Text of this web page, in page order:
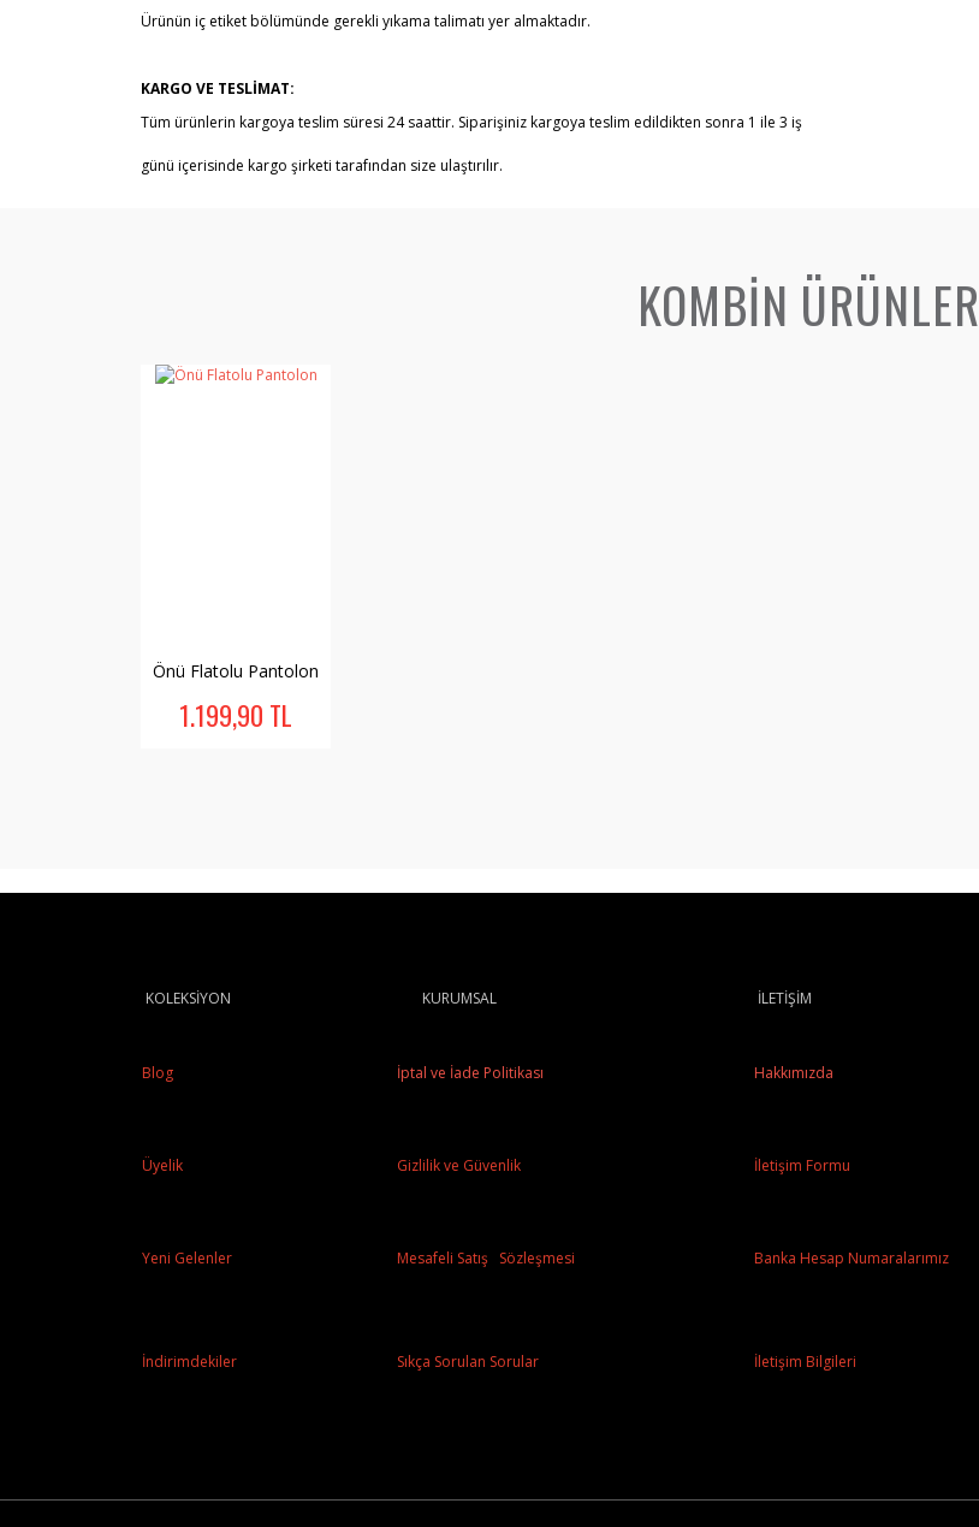
Ürünün iç etiket bölümünde gerekli yıkama talimatı yer almaktadır.
KARGO VE TESLİMAT:
Tüm ürünlerin kargoya teslim süresi 24 saattir. Siparişiniz kargoya teslim edildikten sonra 1 ile 3 iş
günü içerisinde kargo şirketi tarafından size ulaştırılır.
KOMBİN ÜRÜNLER
Önü Flatolu Pantolon
1.199,90 TL
KOLEKSİYON KURUMSAL İLETİŞİM
Blog İptal ve İade Politikası Hakkımızda
Üyelik Gizlilik ve Güvenlik İletişim Formu
Yeni Gelenler Mesafeli Satış Sözleşmesi Banka Hesap Numaralarımız
İndirimdekiler Sıkça Sorulan Sorular İletişim Bilgileri